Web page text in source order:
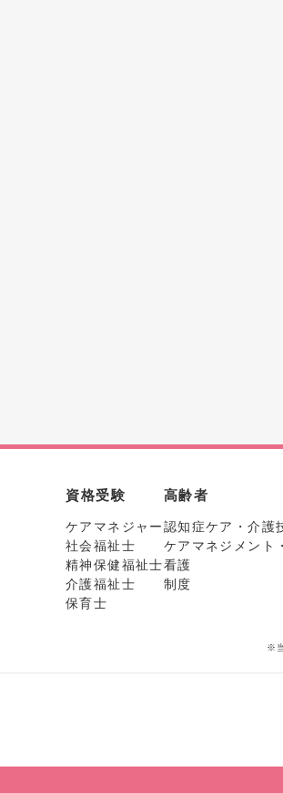
資格受験
ケアマネジャー
社会福祉士
精神保健福祉士
介護福祉士
保育士
高齢者
認知症ケア・介護
ケアマネジメント
看護
制度
※